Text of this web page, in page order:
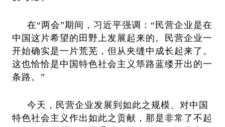
在“两会”期间， 习近平强调：“民营企业是在
中国这片希望的田野上发展起来的。民营企业一
开始确实是一片荒芜，但从夹缝中成长起来了。
这也恰恰是中国特色社会主义筚路蓝缕开出的一
条路。”
今天，民营企业发展到如此之规模、对中国
特色社会主义作出如此之贡献，那是非常了不起